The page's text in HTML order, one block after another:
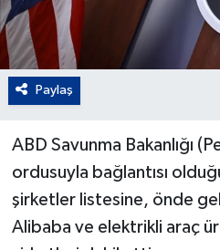
Paylaş
ABD Savunma Bakanlığı
ordusuyla bağlantısı
şirketler listesine, önde
Alibaba ve elektrikli araç